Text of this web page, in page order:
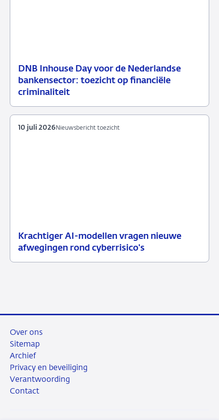
DNB Inhouse Day voor de Nederlandse
bankensector: toezicht op financiële
criminaliteit
16
juli
Nieuwsbericht
toezicht
Krachtiger AI-modellen vragen nieuwe
afwegingen rond cyberrisico's
10
Nieuwsbericht
Nieuwsbericht toezicht
10 juli 2026
Over ons
Sitemap
Archief
Privacy en beveiliging
Verantwoording
Contact